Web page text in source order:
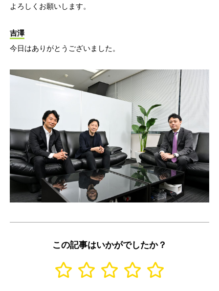
よろしくお願いします。
吉澤
今日はありがとうございました。
この記事はいかがでしたか？